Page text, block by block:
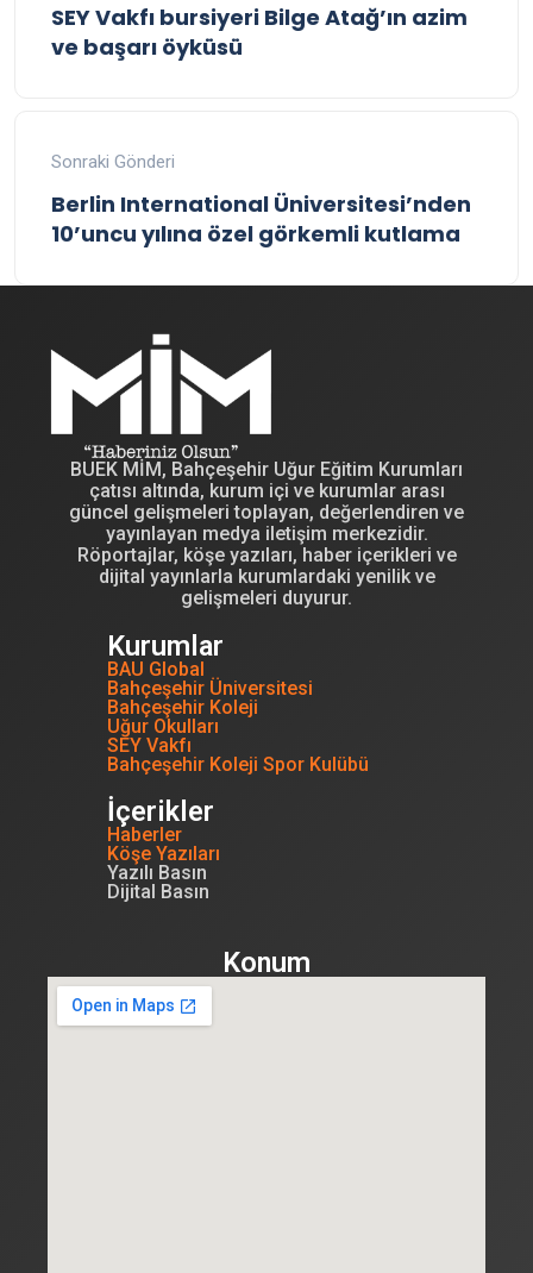
SEY Vakfı bursiyeri Bilge Atağ’ın azim
ve başarı öyküsü
Sonraki Gönderi
Berlin International Üniversitesi’nden
10’uncu yılına özel görkemli kutlama
BUEK MİM, Bahçeşehir Uğur Eğitim Kurumları
çatısı altında, kurum içi ve kurumlar arası
güncel gelişmeleri toplayan, değerlendiren ve
yayınlayan medya iletişim merkezidir.
Röportajlar, köşe yazıları, haber içerikleri ve
dijital yayınlarla kurumlardaki yenilik ve
gelişmeleri duyurur.
Kurumlar
BAU Global
Bahçeşehir Üniversitesi
Bahçeşehir Koleji
Uğur Okulları
SEY Vakfı
Bahçeşehir Koleji Spor Kulübü
İçerikler
Haberler
Köşe Yazıları
Yazılı Basın
Dijital Basın
Konum